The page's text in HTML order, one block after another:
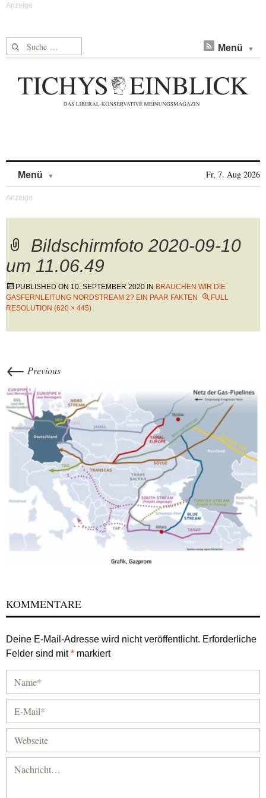
Suche nach: Menü
Menü Fr, 7. Aug 2026
Bildschirmfoto 2020-09-10
um 11.06.49
PUBLISHED ON 10. SEPTEMBER 2020 IN BRAUCHEN WIR DIE
GASFERNLEITUNG NORDSTREAM 2? EIN PAAR FAKTEN
FULL
RESOLUTION (620 × 445)
← Previous
KOMMENTARE
Deine E-Mail-Adresse wird nicht veröffentlicht. Erforderliche
Felder sind mit* markiert